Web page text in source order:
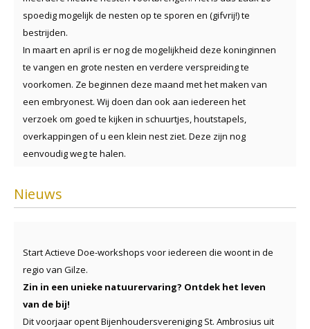
spoedig mogelijk de nesten op te sporen en (gifvrij!) te
bestrijden.
In maart en april is er nog de mogelijkheid deze koninginnen
te vangen en grote nesten en verdere verspreiding te
voorkomen. Ze beginnen deze maand met het maken van
een embryonest. Wij doen dan ook aan iedereen het
verzoek om goed te kijken in schuurtjes, houtstapels,
overkappingen of u een klein nest ziet. Deze zijn nog
eenvoudig weg te halen.
Nieuws
Start Actieve Doe-workshops voor iedereen die woont in de
regio van Gilze.
Zin in een unieke natuurervaring? Ontdek het leven
van de bij!
Dit voorjaar opent Bijenhoudersvereniging St. Ambrosius uit